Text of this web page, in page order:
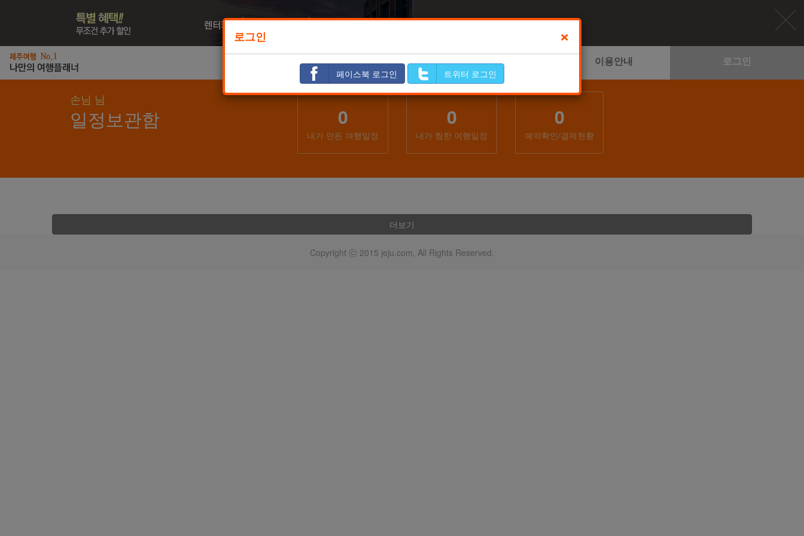
내일정보관함 공유일정 이용안내 로그인
손님 님
일정보관함 0
내가 만든 여행일정
0
내가 찜한 여행일정
0
예약확인/결제현황
더보기
Copyright ⓒ 2015 jeju.com, All Rights Reserved.
×
로그인
페이스북 로그인 트위터 로그인